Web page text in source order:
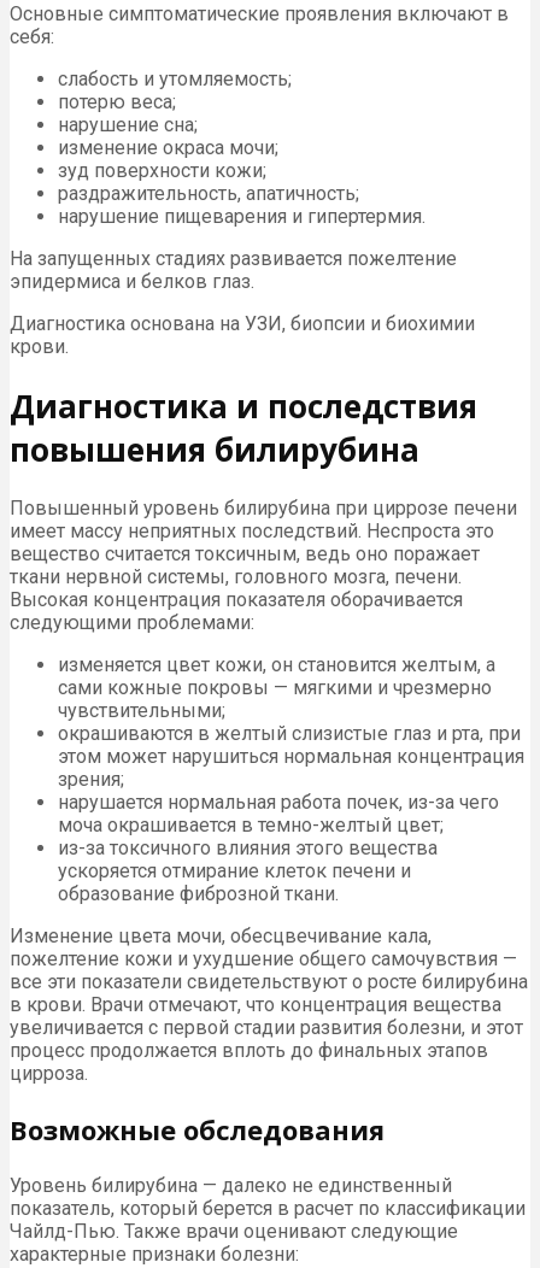
Основные симптоматические проявления включают в
себя:
слабость и утомляемость;
потерю веса;
нарушение сна;
изменение окраса мочи;
зуд поверхности кожи;
раздражительность, апатичность;
нарушение пищеварения и гипертермия.
На запущенных стадиях развивается пожелтение
эпидермиса и белков глаз.
Диагностика основана на УЗИ, биопсии и биохимии
крови.
Диагностика и последствия
повышения билирубина
Повышенный уровень билирубина при циррозе печени
имеет массу неприятных последствий. Неспроста это
вещество считается токсичным, ведь оно поражает
ткани нервной системы, головного мозга, печени.
Высокая концентрация показателя оборачивается
следующими проблемами:
изменяется цвет кожи, он становится желтым, а
сами кожные покровы — мягкими и чрезмерно
чувствительными;
окрашиваются в желтый слизистые глаз и рта, при
этом может нарушиться нормальная концентрация
зрения;
нарушается нормальная работа почек, из-за чего
моча окрашивается в темно-желтый цвет;
из-за токсичного влияния этого вещества
ускоряется отмирание клеток печени и
образование фиброзной ткани.
Изменение цвета мочи, обесцвечивание кала,
пожелтение кожи и ухудшение общего самочувствия —
все эти показатели свидетельствуют о росте билирубина
в крови. Врачи отмечают, что концентрация вещества
увеличивается с первой стадии развития болезни, и этот
процесс продолжается вплоть до финальных этапов
цирроза.
Возможные обследования
Уровень билирубина — далеко не единственный
показатель, который берется в расчет по классификации
Чайлд-Пью. Также врачи оценивают следующие
характерные признаки болезни: